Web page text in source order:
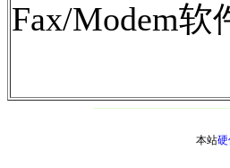
Fax/Modem软
本站